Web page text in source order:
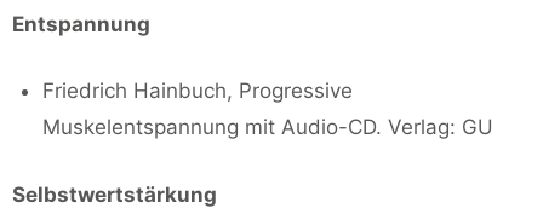
Entspannung
Friedrich Hainbuch, Progressive
Muskelentspannung mit Audio-CD. Verlag: GU
Selbstwertstärkung